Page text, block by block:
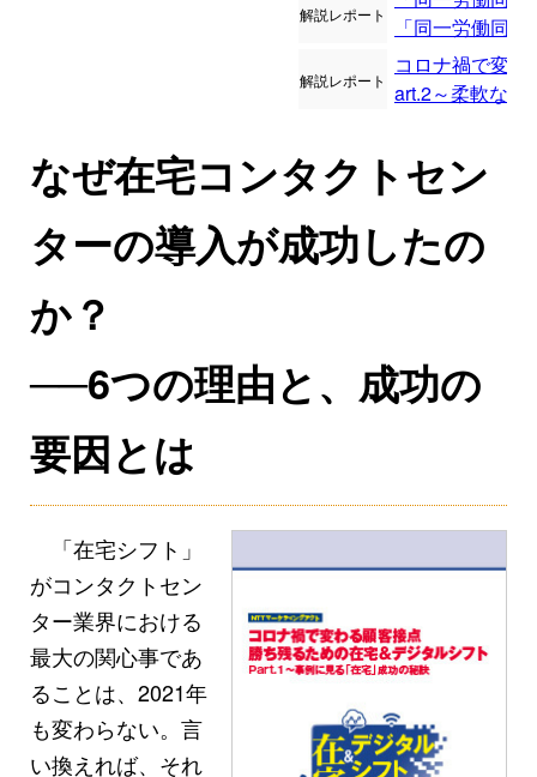
解説レポート
「同一労働同
解説レポート
コロナ禍で変
art.2～柔軟なセ
なぜ在宅コンタクトセン
ターの導入が成功したの
か？
──6つの理由と、成功の
要因とは
「在宅シフト」
がコンタクトセン
ター業界における
最大の関心事であ
ることは、2021年
も変わらない。言
い換えれば、それ